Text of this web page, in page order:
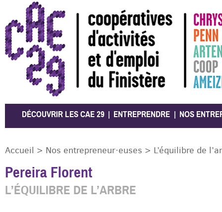
CAE 29
DÉCOUVRIR LES CAE 29 ENTREPRENDRE NOS
Accueil > Nos entrepreneur·euses > L’équilibre de
Pereira Florent
L’ÉQUILIBRE DE L’ARBRE